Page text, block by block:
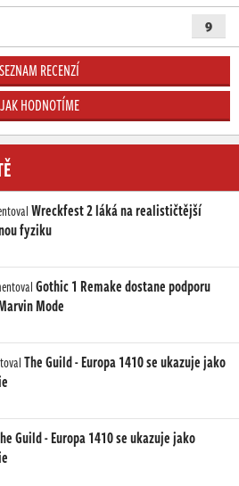
9
SEZNAM RECENZÍ
JAK HODNOTÍME
Wreckfest 2 láká na realističtější
fyziku
Gothic 1 Remake dostane podporu
Mode
The Guild - Europa 1410 se ukazuje jako
Guild - Europa 1410 se ukazuje jako